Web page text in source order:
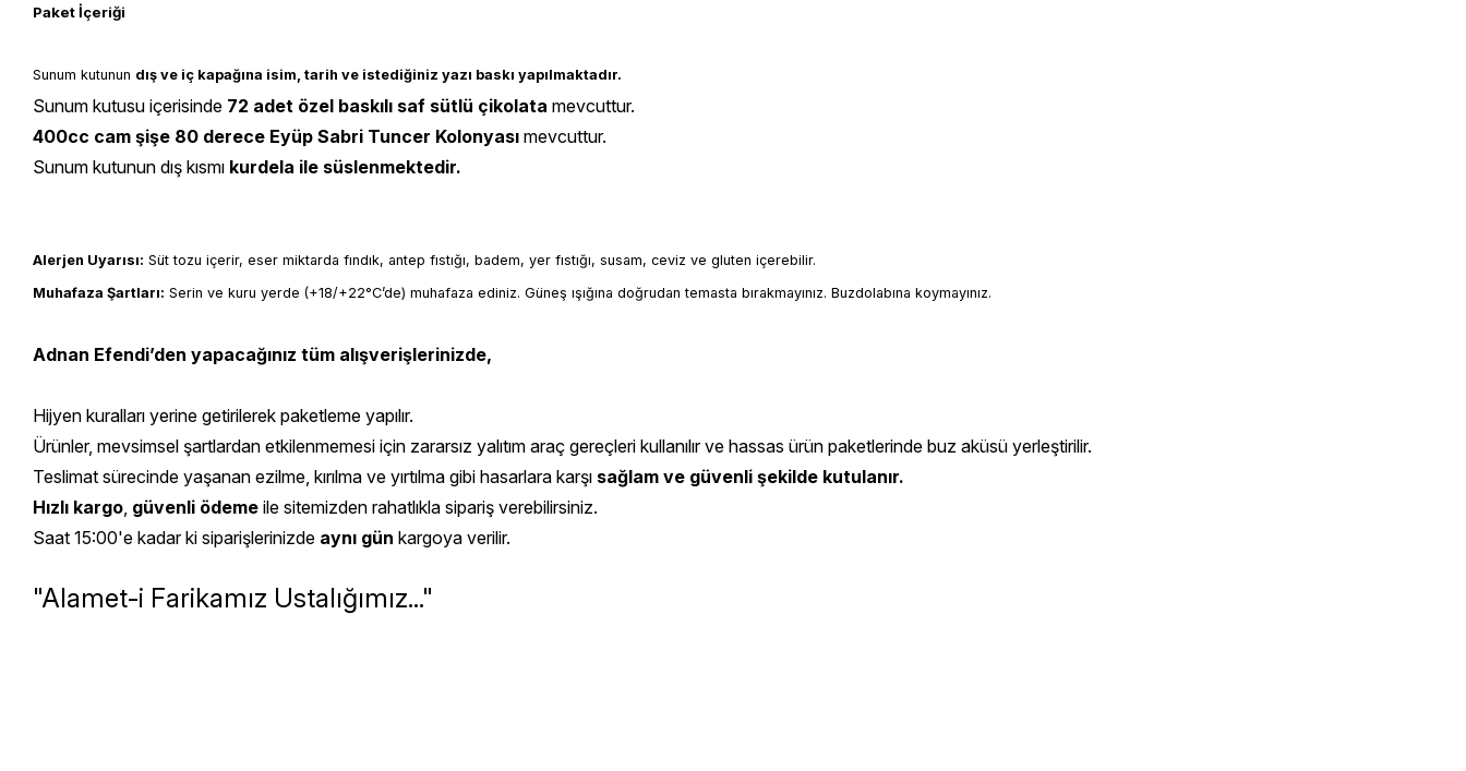
Paket İçeriği
Sunum kutunun dış ve iç kapağına isim, tarih ve istediğiniz yazı baskı yapılmaktadır.
Sunum kutusu içerisinde 72 adet özel baskılı saf sütlü çikolata mevcuttur.
400cc cam şişe 80 derece Eyüp Sabri Tuncer Kolonyası mevcuttur.
Sunum kutunun dış kısmı kurdela ile süslenmektedir.
Alerjen Uyarısı: Süt tozu içerir, eser miktarda fındık, antep fıstığı, badem, yer fıstığı, susam, ceviz ve gluten içerebilir.
Muhafaza Şartları: Serin ve kuru yerde (+18/+22°C’de) muhafaza ediniz. Güneş ışığına doğrudan temasta bırakmayınız. Buzdolabına koymayınız.
Adnan Efendi’den yapacağınız tüm alışverişlerinizde,
Hijyen kuralları yerine getirilerek paketleme yapılır.
Ürünler, mevsimsel şartlardan etkilenmemesi için zararsız yalıtım araç gereçleri kullanılır ve hassas ürün paketlerinde buz aküsü yerleştirilir.
Teslimat sürecinde yaşanan ezilme, kırılma ve yırtılma gibi hasarlara karşı sağlam ve güvenli şekilde kutulanır.
Hızlı kargo, güvenli ödeme ile sitemizden rahatlıkla sipariş verebilirsiniz.
Saat 15:00'e kadar ki siparişlerinizde aynı gün kargoya verilir.
"Alamet-i Farikamız Ustalığımız..."